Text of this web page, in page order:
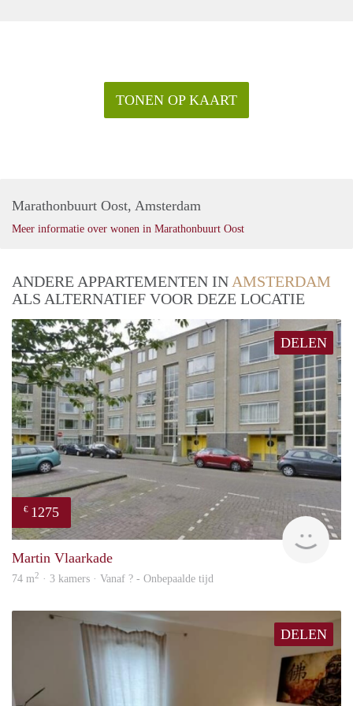
TONEN OP KAART
Marathonbuurt Oost, Amsterdam
Meer informatie over wonen in Marathonbuurt Oost
ANDERE APPARTEMENTEN IN AMSTERDAM
ALS ALTERNATIEF VOOR DEZE LOCATIE
DELEN
€ 1275
Martin Vlaarkade
74 m2 · 3 kamers · Vanaf ? - Onbepaalde tijd
DELEN